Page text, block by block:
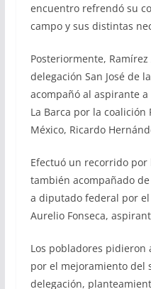
encuentro refrendó su
campo y sus distintas
Posteriormente,
delegación San José de
acompañó al aspirante
La Barca por la coalición
México, Ricardo
Efectuó un recorrido por
también acompañado
a diputado federal por
Aurelio Fonseca,
Los pobladores pidieron
por el mejoramiento del
delegación,